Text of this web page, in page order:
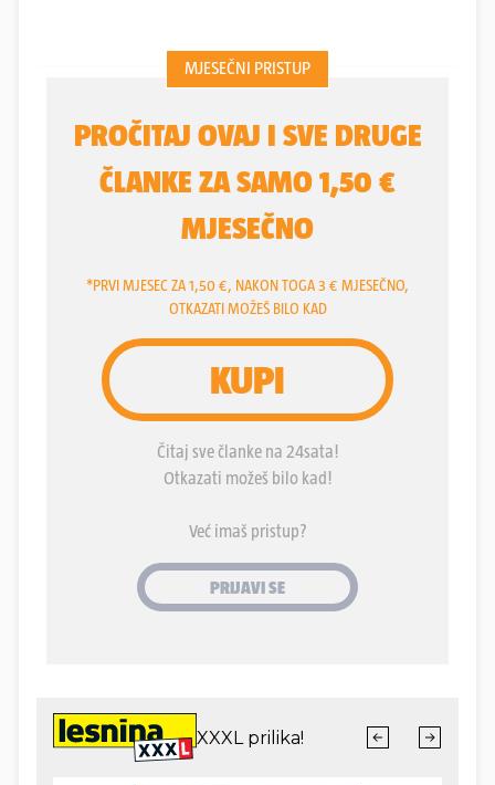
primorskim krajevima to je crvena cikorija listova
rumene boje koju često nazivaju radič.